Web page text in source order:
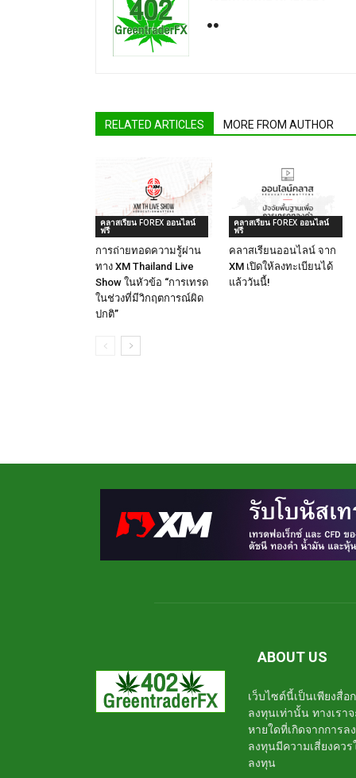
RELATED ARTICLES MORE FROM AUTHOR
คลาสเรียน FOREX ออนไลน์
ฟรี
การถ่ายทอดความรู้ผ่าน
ทาง XM Thailand Live
Show ในหัวข้อ “การเทรด
ในช่วงที่มีวิกฤตการณ์ผิด
ปกติ”
คลาสเรียน FOREX ออนไลน์
ฟรี
คลาสเรียนออนไลน์ จาก
XM เปิดให้ลงทะเบียนได้
แล้ววันนี้!
ABOUT US
เว็บไซต์นี้เป็นเพียงสื่
ลงทุนเท่านั้น ทางเรา
หายใดที่เกิดจากการ
ลงทุนมีความเสี่ยงค
ลงทุน